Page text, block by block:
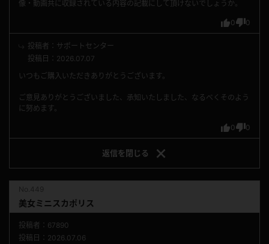
0 0
像・動画共に収録されている内容の記載にして頂けないでしょうか。
投稿者：サポートセンター
投稿日：2026.07.07
0 0
いつもご購入いただきありがとうございます。
ご意見ありがとうございました、承知いたしました、なるべくそのよう
に努めます。
返信を 閉じる
美女ミニスカポリス
投稿者：67890
投稿日：2026.07.06